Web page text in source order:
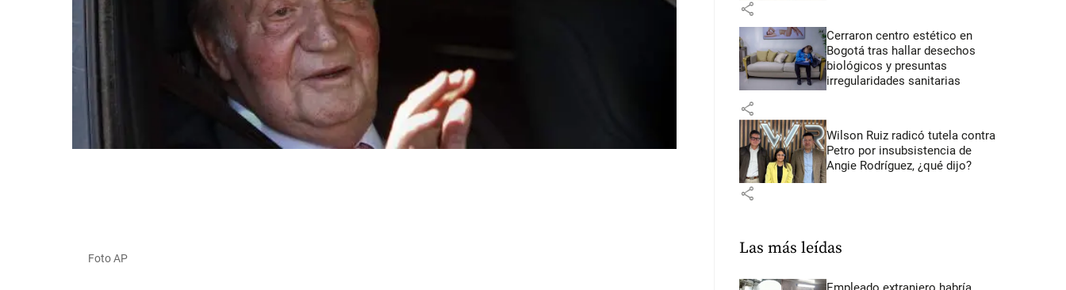
Foto AP
share
Cerraron centro estético en
Bogotá tras hallar desechos
biológicos y presuntas
irregularidades sanitarias
share
Wilson Ruiz radicó tutela contra
Petro por insubsistencia de
Angie Rodríguez, ¿qué dijo?
share
Las más leídas